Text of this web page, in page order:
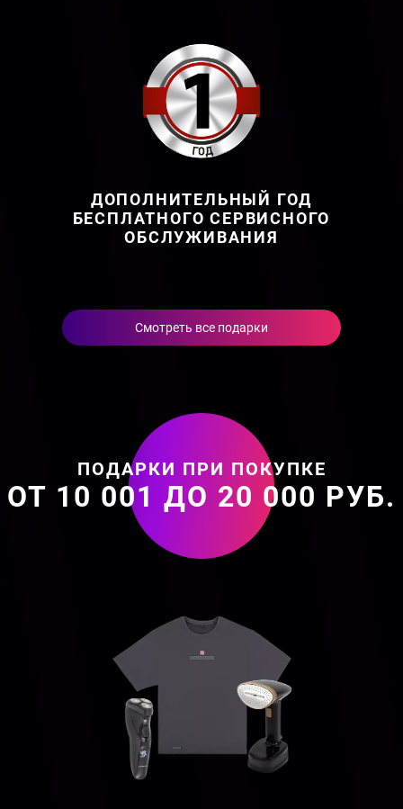
ДОПОЛНИТЕЛЬНЫЙ ГОД
БЕСПЛАТНОГО СЕРВИСНОГО
ОБСЛУЖИВАНИЯ
Смотреть все подарки
ПОДАРКИ ПРИ ПОКУПКЕ
ОТ 10 001 ДО 20 000 РУБ.